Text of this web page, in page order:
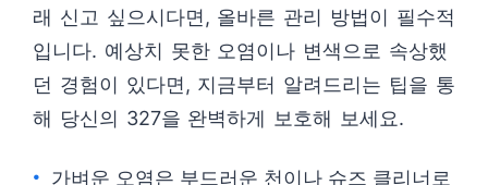
래 신고 싶으시다면, 올바른 관리 방법이 필수적
입니다. 예상치 못한 오염이나 변색으로 속상했
던 경험이 있다면, 지금부터 알려드리는 팁을 통
해 당신의 327을 완벽하게 보호해 보세요.
가벼운 오염은 부드러운 천이나 슈즈 클리너로